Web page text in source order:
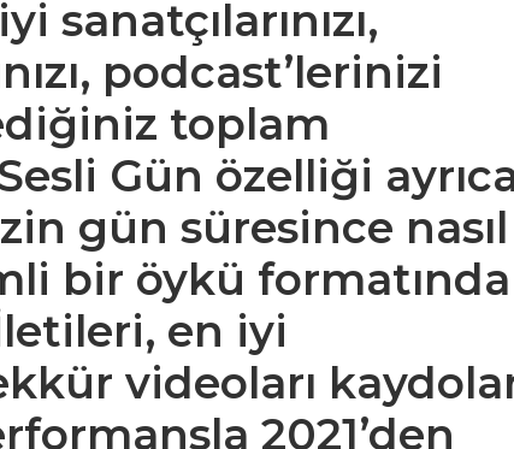
sanatçılarınızı,
podcast’lerinizi
toplam
Gün özelliği
gün süresince nasıl
bir öykü formatında
en iyi
videoları
2021’den